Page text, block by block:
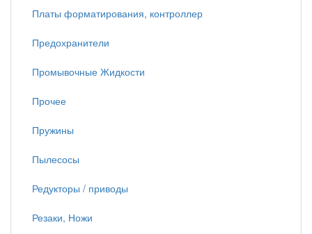
Платы форматирования, контроллер
Предохранители
Промывочные Жидкости
Прочее
Пружины
Пылесосы
Редукторы / приводы
Резаки, Ножи